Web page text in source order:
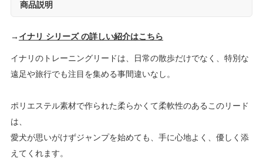
商品説明
→ イナリ シリーズ の詳しい紹介はこちら
イナリのトレーニングリードは、日常の散歩だけでなく、特別な
遠足や旅行でも注目を集める事間違いなし。
ポリエステル素材で作られた柔らかくて柔軟性のあるこのリード
は、
愛犬が思いがけずジャンプを始めても、手に心地よく、優しく添
えてくれます。